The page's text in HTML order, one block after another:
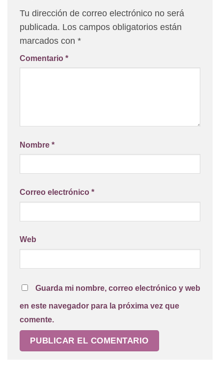
Tu dirección de correo electrónico no será
publicada. Los campos obligatorios están
marcados con *
Comentario *
Nombre *
Correo electrónico *
Web
Guarda mi nombre, correo electrónico y web
en este navegador para la próxima vez que
comente.